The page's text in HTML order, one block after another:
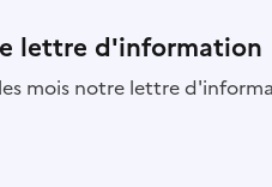
lettre d'information
mois notre lettre